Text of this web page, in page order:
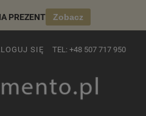
PREZENT Zobacz
SIĘ TEL: +48 507 717 950